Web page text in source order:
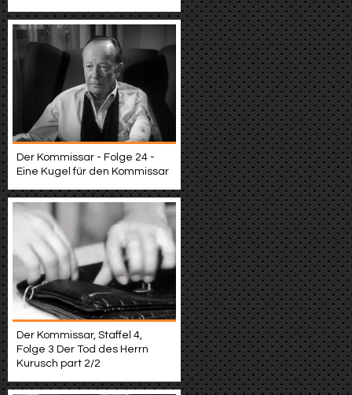
Der Kommissar - Folge 24 -
Eine Kugel für den Kommissar
Der Kommissar, Staffel 4,
Folge 3 Der Tod des Herrn
Kurusch part 2/2